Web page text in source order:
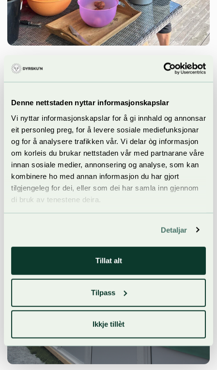
Denne nettstaden nyttar informasjonskapslar
Vi nyttar informasjonskapslar for å gi innhald og annonsar
eit personleg preg, for å levere sosiale mediefunksjonar
og for å analysere trafikken vår. Vi delar òg informasjon
om korleis du brukar nettstaden vår med partnarane våre
innan sosiale medier, annonsering og analyse, som kan
kombinere ho med annan informasjon du har gjort
tilgjengeleg for dei, eller som dei har samla inn gjennom
di bruk av tenestene deira.
Detaljar
Tillat alt
Tilpass
Ikkje tillèt
Mat
skal ho hyllast
Dufta av nysteikte potetlomper vil breie seg over Dyrsku'n når
Bygdekvinnelaget nok ein gong inviterer til fest. I tillegg inviterer
dei til ein konkurranse som kan sende deg til NM – i
potetskrelling.